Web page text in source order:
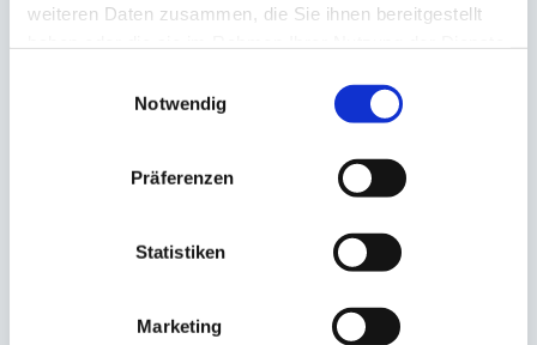
weiteren Daten zusammen, die Sie ihnen bereitgestellt
Notwendig
Präferenzen
Statistiken
Marketing
ARCHIV
KATEGORIEN
Keine Kategorien